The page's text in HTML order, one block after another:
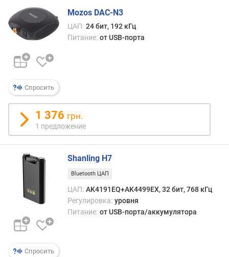
л
ь
о
с
ь
(
R
C
A
/
X
L
(
В
)
в
Спросить
Mozos DAC-N3
ЦАП: 24 бит, 192 кГц
Питание: от USB-порта
1 376 грн.
1 предложение
Спросить
Shanling H7
Bluetooth ЦАП
ЦАП: AK4191EQ+AK4499EX, 32 бит, 768 кГц
Регулировка: уровня
Питание: от USB-порта/аккумулятора